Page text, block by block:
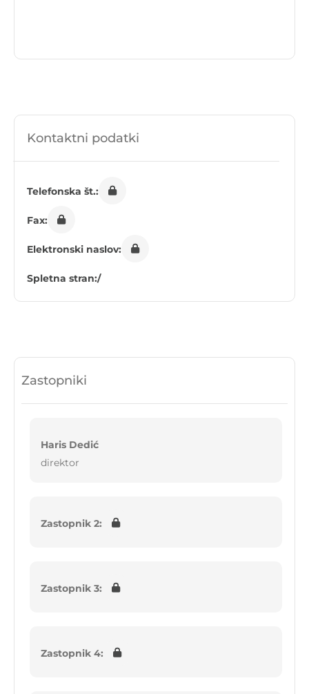
Kontaktni podatki
Telefonska št.:
Fax:
Elektronski naslov:
Spletna stran:/
Zastopniki
Haris Dedić
direktor
Zastopnik 2:
Zastopnik 3:
Zastopnik 4: